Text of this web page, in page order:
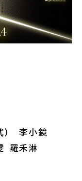
李小鏡
羅禾淋